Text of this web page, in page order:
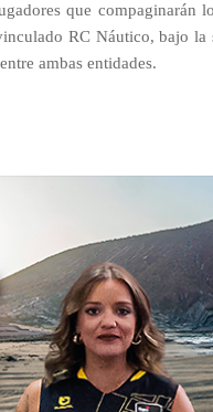
que compaginarán
RC Náutico, bajo la
ambas entidades.